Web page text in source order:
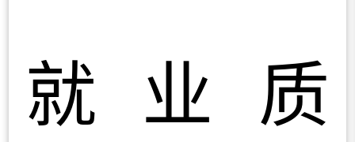
就业质